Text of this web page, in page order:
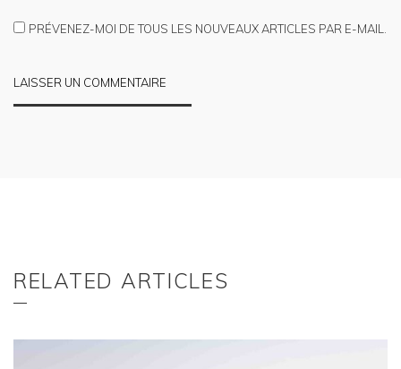
PRÉVENEZ-MOI DE TOUS LES NOUVEAUX ARTICLES PAR E-MAIL.
RELATED ARTICLES